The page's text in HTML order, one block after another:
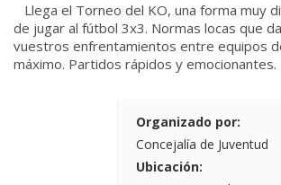
Llega el Torneo del KO, una forma muy
de jugar al fútbol 3x3. Normas locas que
vuestros enfrentamientos entre equipos
máximo. Partidos rápidos y emocionantes.
Organizado por:
Concejalía de Juventud
Ubicación: